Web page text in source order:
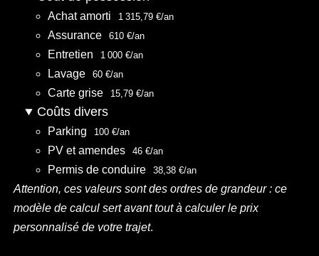
Achat amorti 1 315,79 €/an
Assurance 610 €/an
Entretien 1 000 €/an
Lavage 60 €/an
Carte grise 15,79 €/an
Coûts divers
Parking 100 €/an
PV et amendes 46 €/an
Permis de conduire 38,38 €/an
Attention, ces valeurs sont des ordres de grandeur : ce
modèle de calcul sert avant tout à calculer le prix
personnalisé de votre trajet.